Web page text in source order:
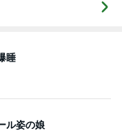
睡
ル姿の娘